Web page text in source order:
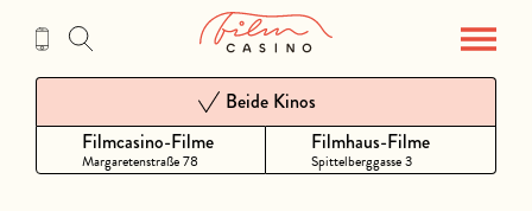
Inhalt
Filmcasino-Filme
Margaretenstraße 78
Beide Kinos
Filmhaus-Filme
Spittelberggasse 3